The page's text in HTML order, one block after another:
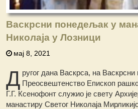
Васкрсни понедељак у
Николаја у Лозници
мај 8, 2021
Д ругог дана Васкрса, на
Преосвештенство Епископ
Г.Г. Ксенофонт служио је свету
манастиру Светог Николаја